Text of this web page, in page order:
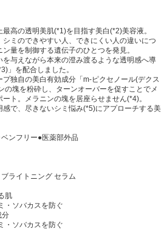
トリポリヒドロキシステアリン酸ジペンタ
重合体、ベヘニルアルコール、水酸化K、グ
ル、ジエチレントリアミン5酢酸5Na液、フ
高の透明美肌(*1)を目指す美白(*2)美容液。
ミのできやすい人、できにくい人の違いにつ
量を制御する遺伝子のひとつを発見。
与えながら本来の澄み渡るような透明感へ導
」を配合しました。
独自の美白有効成分「m‐ピクセノール(デクス
の塊を粉砕し、ターンオーバーを促すことでメ
ト。メラニンの塊を居座らせません(*4)。
で、尽きないシミ悩み(*5)にアプローチする美
ンフリー●医薬部外品
ライトニング セラム
肌
・ソバカスを防ぐ
分
・ソバカスを防ぐ